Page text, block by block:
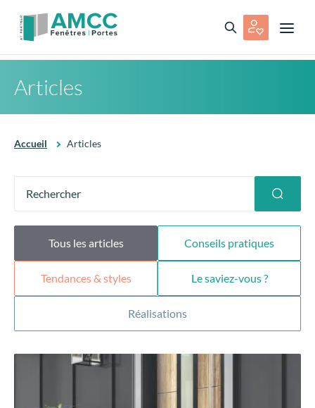
Articles
Accueil Articles
Tous les articles Conseils pratiques
Tendances & styles Le saviez-vous ?
Réalisations